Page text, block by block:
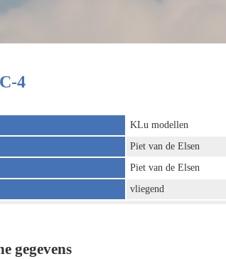
4
KLu modellen
Piet van de Elsen
Piet van de Elsen
vliegend
gegevens